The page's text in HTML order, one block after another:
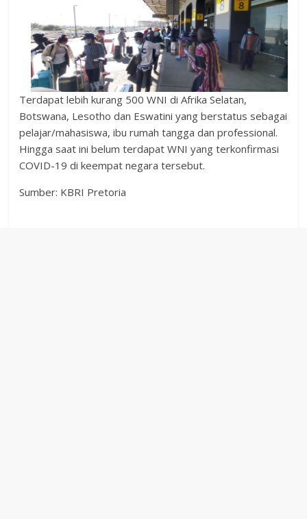
Terdapat lebih kurang 500 WNI di Afrika Selatan,
Botswana, Lesotho dan Eswatini yang berstatus sebagai
pelajar/mahasiswa, ibu rumah tangga dan professional.
Hingga saat ini belum terdapat WNI yang terkonfirmasi
COVID-19 di keempat negara tersebut.
Sumber: KBRI Pretoria